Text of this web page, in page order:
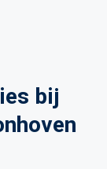
bij